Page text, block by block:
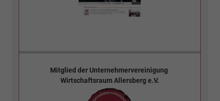
Mitglied der Unternehmervereinigung
Wirtschaftsraum Allersberg e.V.